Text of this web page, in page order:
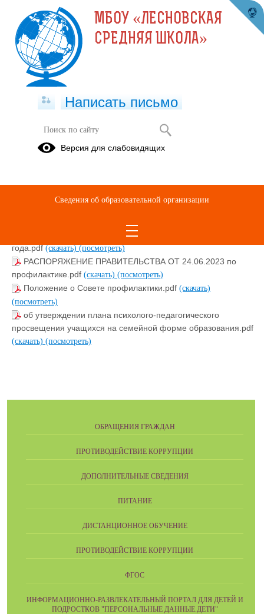
Профилактика безнадзорности и
правонарушений
(посмотреть)
Стратегия комплексной безопасности детей до 2030
года.pdf(скачать)(посмотреть)
РАСПОРЯЖЕНИЕ ПРАВИТЕЛЬСТВА ОТ 24.06.2023 по
профилактике.pdf (скачать) (посмотреть)
Положение о Совете профилактики.pdf (скачать)
(посмотреть)
об утверждении плана психолого-педагогического
просвещения учащихся на семейной форме образования.pdf
(скачать) (посмотреть)
ОБРАЩЕНИЯ ГРАЖДАН
ПРОТИВОДЕЙСТВИЕ КОРРУПЦИИ
ДОПОЛНИТЕЛЬНЫЕ СВЕДЕНИЯ
ПИТАНИЕ
ДИСТАНЦИОННОЕ ОБУЧЕНИЕ
ПРОТИВОДЕЙСТВИЕ КОРРУПЦИИ
ФГОС
ИНФОРМАЦИОННО-РАЗВЛЕКАТЕЛЬНЫЙ ПОРТАЛ ДЛЯ ДЕТЕЙ И
ПОДРОСТКОВ "ПЕРСОНАЛЬНЫЕ ДАННЫЕ.ДЕТИ"
МБОУ «ЛЕСНОВСКАЯ
СРЕДНЯЯ ШКОЛА»
Написать письмо
Версия для слабовидящих
Сведения об образовательной организации